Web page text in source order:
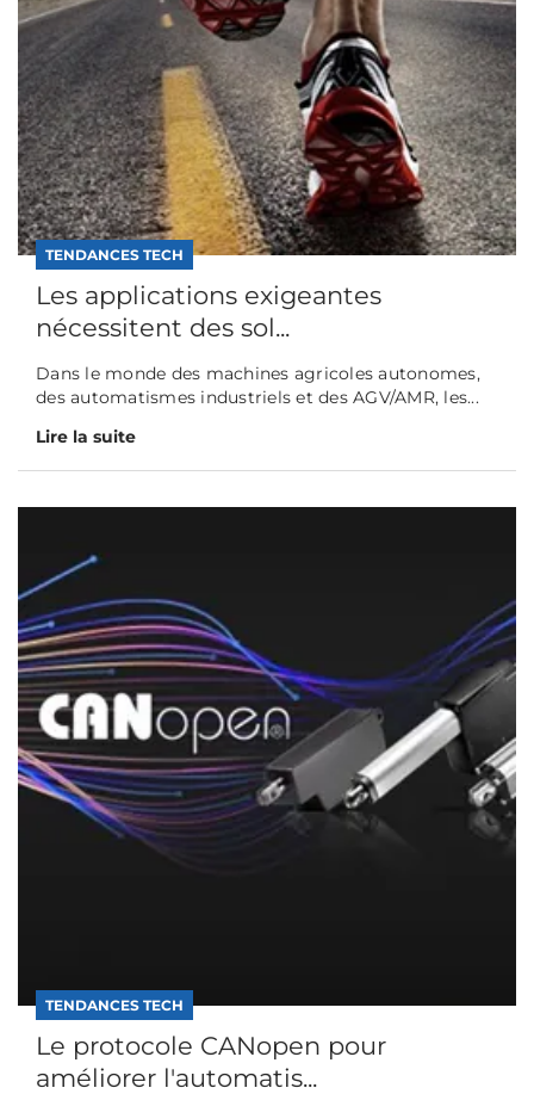
TENDANCES TECH
Les applications exigeantes
nécessitent des sol...
Dans le monde des machines agricoles autonomes,
des automatismes industriels et des AGV/AMR, les...
Lire la suite
TENDANCES TECH
Le protocole CANopen pour
améliorer l'automatis...